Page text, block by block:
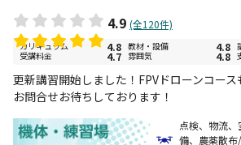
4.9 (全120件)
カリキュラム 4.8 教材・設備 4.8
受講料金 4.7 雰囲気 4.8
更新講習開始しました！FPVドローンコース
お問合せお待ちしております！
点検、物流
備、農薬散布